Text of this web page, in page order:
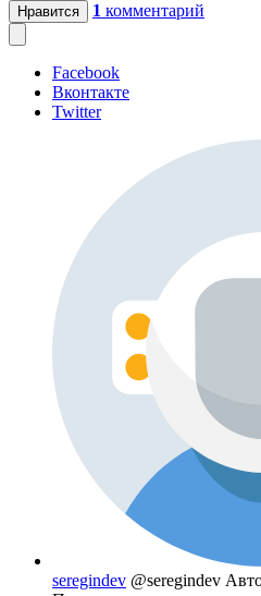
Нравится 1 комментарий
Facebook
Вконтакте
Twitter
seregindev @seregindev